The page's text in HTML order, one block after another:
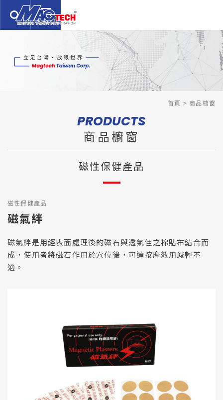
首頁 商品櫥窗
PRODUCTS
商品櫥窗
磁性保健產品
磁性保健產品
磁氣絆
磁氣絆是用經表面處理後的磁石與透氣佳之棉貼布結合而
成，使用者將磁石作用於穴位後，可達按摩效用減輕不
適。
English 日本語
ABOUT US關於我們
TECHNOLOGY技術支援
聯絡我們
PRIVACY隱私權保護政策